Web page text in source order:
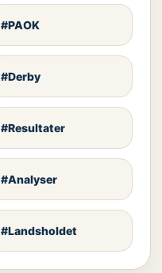
#PAOK
#Derby
#Resultater
#Analyser
#Landsholdet